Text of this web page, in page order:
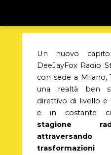
Un nuovo
DeeJayFox Radio
con sede a Milano,
una realtà ben
direttivo di livello e
e in costante
stagione